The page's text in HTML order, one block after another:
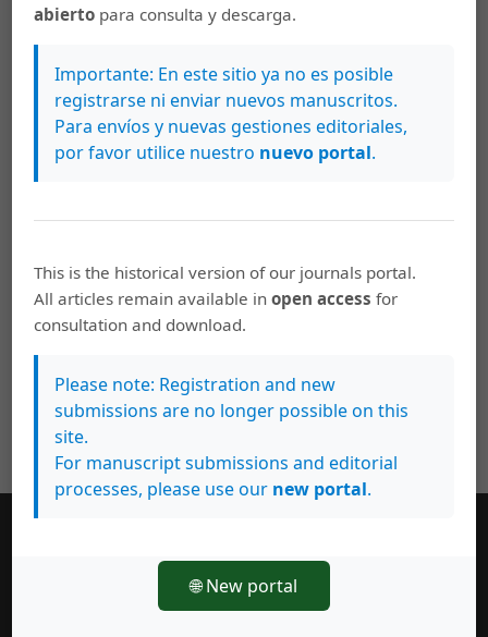
Descargas
Número actual
abierto para consulta y descarga.
Importante: En este sitio ya no es posible
registrarse ni enviar nuevos manuscritos.
Para envíos y nuevas gestiones editoriales,
por favor utilice nuestro nuevo portal.
This is the historical version of our journals portal.
All articles remain available inopen access for
consultation and download.
Please note: Registration and new
submissions are no longer possible on this
site.
For manuscript submissions and editorial
processes, please use our new portal.
🌐 New portal